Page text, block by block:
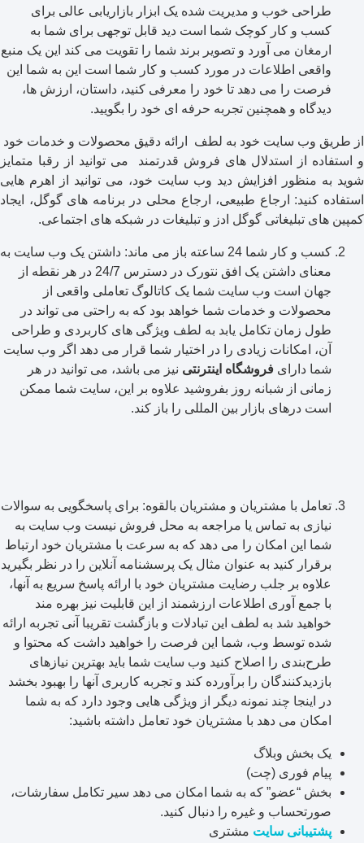
طراحی خوب و مدیریت شده یک ابزار بازاریابی عالی برای
کسب و کار کوچک شما است دید قابل توجهی برای شما به
ارمغان می آورد و تصویر برند شما را تقویت می کند این یک منبع
واقعی اطلاعات در مورد کسب و کار شما است این به شما این
فرصت را می دهد تا خود را معرفی کنید، داستان، ارزش ها،
دیدگاه و همچنین تجربه حرفه ای خود را بگویید.
از طریق وب سایت خود به لطف ارائه دقیق محصولات و خدمات خود
و استفاده از استدلال های فروش قدرتمند می توانید از رقبا متمایز
شوید به منظور افزایش دید وب سایت خود، می توانید از اهرم هایی
استفاده کنید: ارجاع طبیعی، ارجاع محلی در برنامه های گوگل، ایجاد
کمپین های تبلیغاتی گوگل ادز و تبلیغات در شبکه های اجتماعی.
کسب و کار شما 24 ساعته باز می ماند: داشتن یک وب سایت به
معنای داشتن یک افق نتورک در دسترس 24/7 در هر نقطه از
جهان است وب سایت شما یک کاتالوگ تعاملی واقعی از
محصولات و خدمات شما خواهد بود که به راحتی می تواند در
طول زمان تکامل یابد به لطف ویژگی های کاربردی و طراحی
آن، امکانات زیادی را در اختیار شما قرار می دهد اگر وب سایت
شما دارای فروشگاه اینترنتی نیز می باشد، می توانید در هر
زمانی از شبانه روز بفروشید علاوه بر این، سایت شما ممکن
است درهای بازار بین المللی را باز کند.
تعامل با مشتریان و مشتریان بالقوه: برای پاسخگویی به سوالات
نیازی به تماس یا مراجعه به محل فروش نیست وب سایت به
شما این امکان را می دهد که به سرعت با مشتریان خود ارتباط
برقرار کنید به عنوان مثال یک پرسشنامه آنلاین را در نظر بگیرید
علاوه بر جلب رضایت مشتریان خود با ارائه پاسخ سریع به آنها،
با جمع آوری اطلاعات ارزشمند از این قابلیت نیز بهره مند
خواهید شد به لطف این تبادلات و بازگشت تقریبا آنی تجربه ارائه
شده توسط وب، شما این فرصت را خواهید داشت که محتوا و
طرح‌بندی را اصلاح کنید وب سایت شما باید بهترین نیازهای
بازدیدکنندگان را برآورده کند و تجربه کاربری آنها را بهبود بخشد
در اینجا چند نمونه دیگر از ویژگی هایی وجود دارد که به شما
امکان می دهد با مشتریان خود تعامل داشته باشید:
یک بخش وبلاگ
پیام فوری (چت)
بخش “عضو” که به شما امکان می دهد سیر تکامل سفارشات،
صورتحساب و غیره را دنبال کنید.
پشتیبانی سایت مشتری